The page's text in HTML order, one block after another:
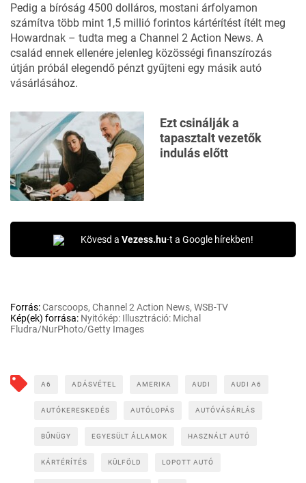
Pedig a bíróság 4500 dolláros, mostani árfolyamon
számítva több mint 1,5 millió forintos kártérítést ítélt meg
Howardnak – tudta meg a Channel 2 Action News. A
család ennek ellenére jelenleg közösségi finanszírozás
útján próbál elegendő pénzt gyűjteni egy másik autó
vásárlásához.
Ezt csinálják a
tapasztalt vezetők
indulás előtt
Kövesd a Vezess.hu-t a Google hírekben!
Forrás:Carscoops, Channel 2 Action News, WSB-TV
Kép(ek) forrása: Nyitókép: Illusztráció: Michal
Fludra/NurPhoto/Getty Images
A6 ADÁSVÉTEL AMERIKA AUDI AUDI A6
AUTÓKERESKEDÉS AUTÓLOPÁS AUTÓVÁSÁRLÁS
BŰNÜGY EGYESÜLT ÁLLAMOK HASZNÁLT AUTÓ
KÁRTÉRÍTÉS KÜLFÖLD LOPOTT AUTÓ